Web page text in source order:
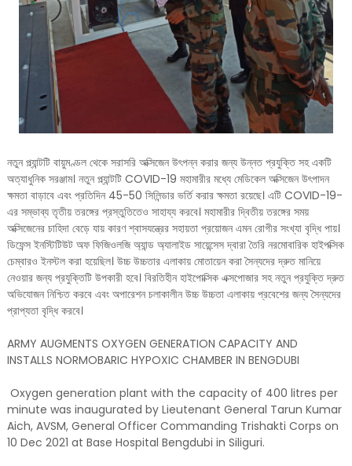
নতুন প্ল্যান্টটি বায়ুমণ্ডল থেকে সরাসরি অক্সিজেন উৎপন্ন করার জন্য উন্নত প্রযুক্তি সহ একটি
অত্যাধুনিক সরঞ্জাম। নতুন প্ল্যান্টটি COVID-19 মহামারীর মধ্যে মেডিকেল অক্সিজেন উৎপাদন
ক্ষমতা বাড়াবে এবং প্রতিদিন 45-50 সিলিন্ডার ভর্তি করার ক্ষমতা রয়েছে। এটি COVID-19-
এর সম্ভাব্য তৃতীয় তরঙ্গের প্রস্তুতিতেও সাহায্য করবে। মহামারীর দ্বিতীয় তরঙ্গের সময়
অক্সিজেনের চাহিদা বেড়ে যায় কারণ শ্বাসযন্ত্রের সহায়তা প্রয়োজন এমন রোগীর সংখ্যা বৃদ্ধি পায়।
ডিফেন্স ইনস্টিটিউট অফ ফিজিওলজি অ্যান্ড অ্যালাইড সায়েন্সেস দ্বারা তৈরি নরমোবারিক হাইপক্সিক
চেম্বারও ইনস্টল করা হয়েছিল। উচ্চ উচ্চতার এলাকায় মোতায়েন করা সৈন্যদের দ্রুত মানিয়ে
নেওয়ার জন্য প্রযুক্তিটি উপকারী হবে। বিরতিহীন হাইপোক্সিক এক্সপোজার সহ নতুন প্রযুক্তি দ্রুত
অভিযোজন নিশ্চিত করবে এবং অপারেশন চলাকালীন উচ্চ উচ্চতা এলাকায় প্রবেশের জন্য সৈন্যদের
প্রাপ্যতা বৃদ্ধি করবে।
ARMY AUGMENTS OXYGEN GENERATION CAPACITY AND
INSTALLS NORMOBARIC HYPOXIC CHAMBER IN BENGDUBI
Oxygen generation plant with the capacity of 400 litres per
minute was inaugurated by Lieutenant General Tarun Kumar
Aich, AVSM, General Officer Commanding Trishakti Corps on
10 Dec 2021 at Base Hospital Bengdubi in Siliguri.